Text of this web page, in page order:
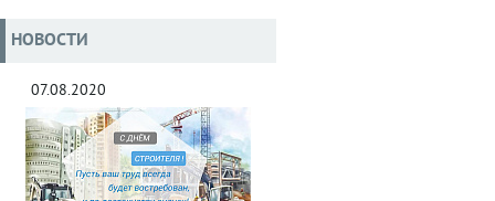
НОВОСТИ
07.08.2020